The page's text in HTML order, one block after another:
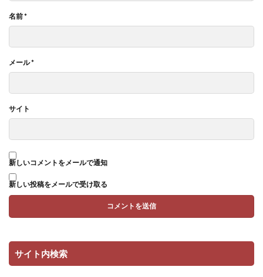
名前*
メール*
サイト
新しいコメントをメールで通知
新しい投稿をメールで受け取る
サイト内検索